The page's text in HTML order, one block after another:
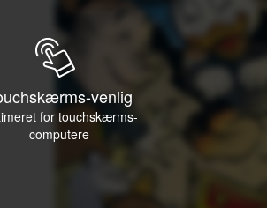
venlig
for touchskærms-
computere